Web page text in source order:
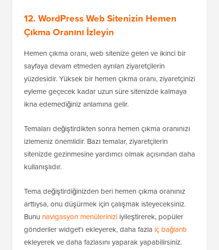
12. WordPress Web Sitenizin Hemen
Çıkma Oranını İzleyin
Hemen çıkma oranı, web sitenize gelen ve ikinci bir
sayfaya devam etmeden ayrılan ziyaretçilerin
yüzdesidir. Yüksek bir hemen çıkma oranı, ziyaretçinizi
eyleme geçecek kadar uzun süre sitenizde kalmaya
ikna edemediğiniz anlamına gelir.
Temaları değiştirdikten sonra hemen çıkma oranınızı
izlemeniz önemlidir. Bazı temalar, ziyaretçilerin
sitenizde gezinmesine yardımcı olmak açısından daha
kullanışlıdır.
Tema değiştirdiğinizden beri hemen çıkma oranınız
arttıysa, onu düşürmek için çalışmak isteyeceksiniz.
Bunu navigasyon menülerinizi iyileştirerek, popüler
gönderiler widget'ı ekleyerek, daha fazla iç bağlantı
ekleyerek ve daha fazlasını yaparak yapabilirsiniz.